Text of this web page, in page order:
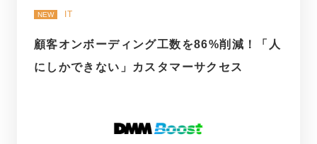
NEW IT
顧客オンボーディング工数を86%削減！「人
にしかできない」カスタマーサクセス